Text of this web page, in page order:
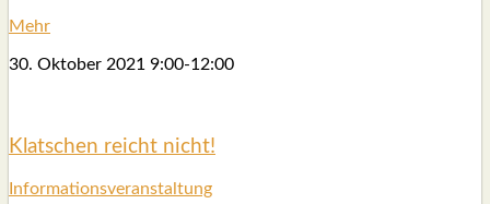
Mehr
30. Okto­ber 2021 9:00-12:00
Klat­schen reicht nicht!
Infor­ma­ti­ons­ver­an­stal­tung